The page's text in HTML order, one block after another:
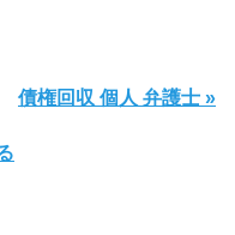
債権回収 個人 弁護士 »